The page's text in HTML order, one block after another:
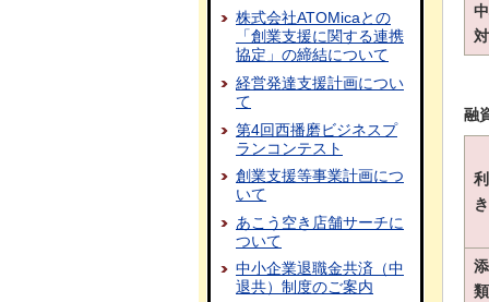
株式会社ATOMicaとの
「創業支援に関する連携
協定」の締結について
経営発達支援計画につい
て
第4回西播磨ビジネスプ
ランコンテスト
創業支援等事業計画につ
いて
あこう空き店舗サーチに
ついて
中小企業退職金共済（中
退共）制度のご案内
融
類